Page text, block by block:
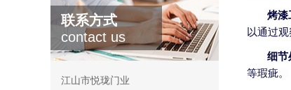
联系方式
contact us
江山市悦珑门业
烤漆
以通过
细节
等瑕疵。